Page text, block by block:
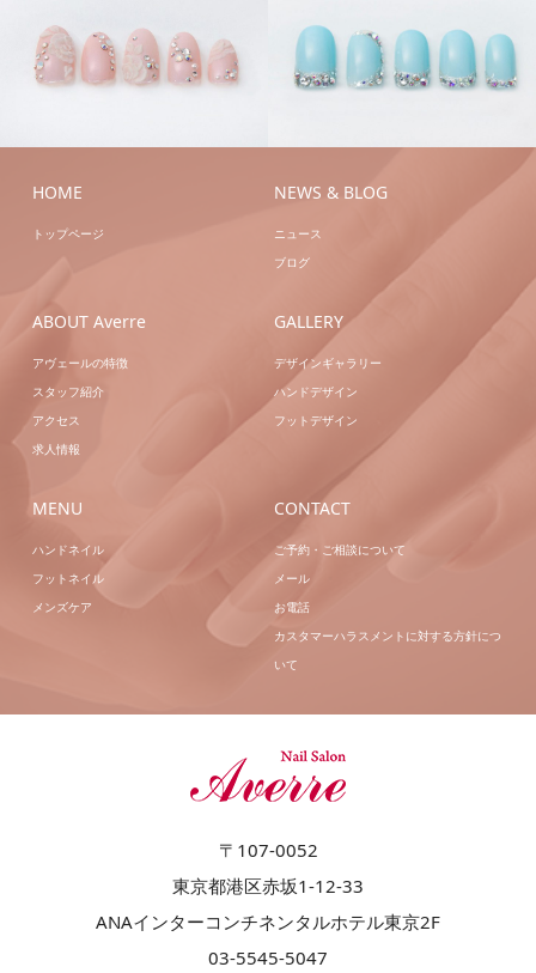
ハン
ル ブライダル
ハン
ル ブライダル
HOME
トップページ
NEWS & BLOG
ニュース
ブログ
ABOUT Averre
アヴェールの特徴
スタッフ紹介
アクセス
求人情報
GALLERY
デザインギャラリー
ハンドデザイン
フットデザイン
MENU
ハンドネイル
フットネイル
メンズケア
CONTACT
ご予約・ご相談について
メール
お電話
カスタマーハラスメントに対する方針につ
いて
〒107-0052
東京都港区赤坂1-12-33
ANAインターコンチネンタルホテル東京2F
03-5545-5047